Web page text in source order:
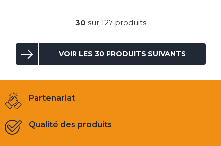
30 sur 127 produits
VOIR LES 30 PRODUITS SUIVANTS
Partenariat
Qualité des produits